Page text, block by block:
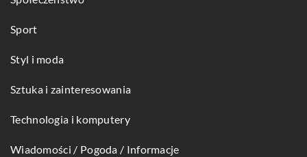
Sport
Styl i moda
Sztuka i zainteresowania
Technologia i komputery
Wiadomości / Pogoda / Informacje